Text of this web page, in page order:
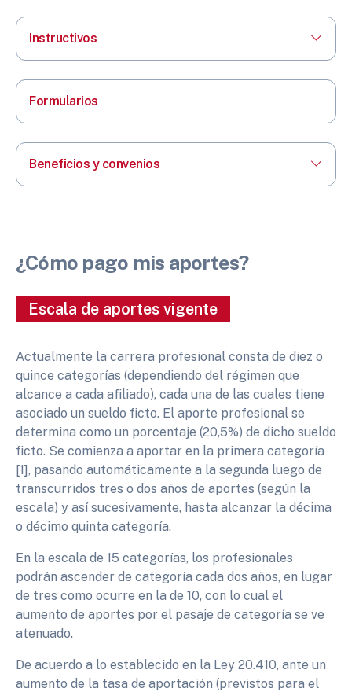
Instructivos
Formularios
Beneficios y convenios
¿Cómo pago mis aportes?
Escala de aportes vigente
Actualmente la carrera profesional consta de diez o
quince categorías (dependiendo del régimen que
alcance a cada afiliado), cada una de las cuales tiene
asociado un sueldo ficto. El aporte profesional se
determina como un porcentaje (20,5%) de dicho sueldo
ficto. Se comienza a aportar en la primera categoría
[1], pasando automáticamente a la segunda luego de
transcurridos tres o dos años de aportes (según la
escala) y así sucesivamente, hasta alcanzar la décima
o décimo quinta categoría.
En la escala de 15 categorías, los profesionales
podrán ascender de categoría cada dos años, en lugar
de tres como ocurre en la de 10, con lo cual el
aumento de aportes por el pasaje de categoría se ve
atenuado.
De acuerdo a lo establecido en la Ley 20.410, ante un
aumento de la tasa de aportación (previstos para el